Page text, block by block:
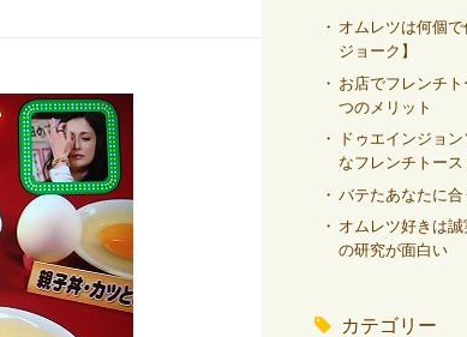
オムレツは何個
ジョーク】
お店でフレンチ
つのメリット
ドゥエインジョ
なフレンチトース
バテたあなたに合
オムレツ好きは
の研究が面白い
カテゴリー